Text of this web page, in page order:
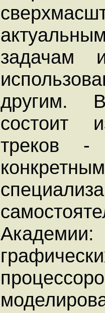
задачам
другим.
состоит
треков -